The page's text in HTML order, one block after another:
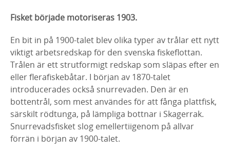
Fisket började motoriseras 1903.
En bit in på 1900-talet blev olika typer av trålar ett nytt
viktigt arbetsredskap för den svenska fiskeflottan.
Trålen är ett strutformigt redskap som släpas efter en
eller flerafiskebåtar. I början av 1870-talet
introducerades också snurrevaden. Den är en
bottentrål, som mest användes för att fånga plattfisk,
särskilt rödtunga, på lämpliga bottnar i Skagerrak.
Snurrevadsfisket slog emellertiigenom på allvar
förrän i början av 1900-talet.